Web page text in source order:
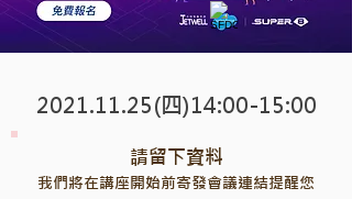
2021.11.25(四)14:00-15:00
​請留下資料
​我們將在講座開始前寄發會議連結提醒您